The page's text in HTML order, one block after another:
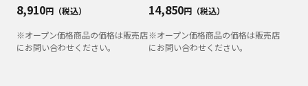
8,910円（税込）
※オープン価格商品の価格は販売店
にお問い合わせください。
14,850円（税込）
※オープン価格商品の価格は販売店
にお問い合わせください。